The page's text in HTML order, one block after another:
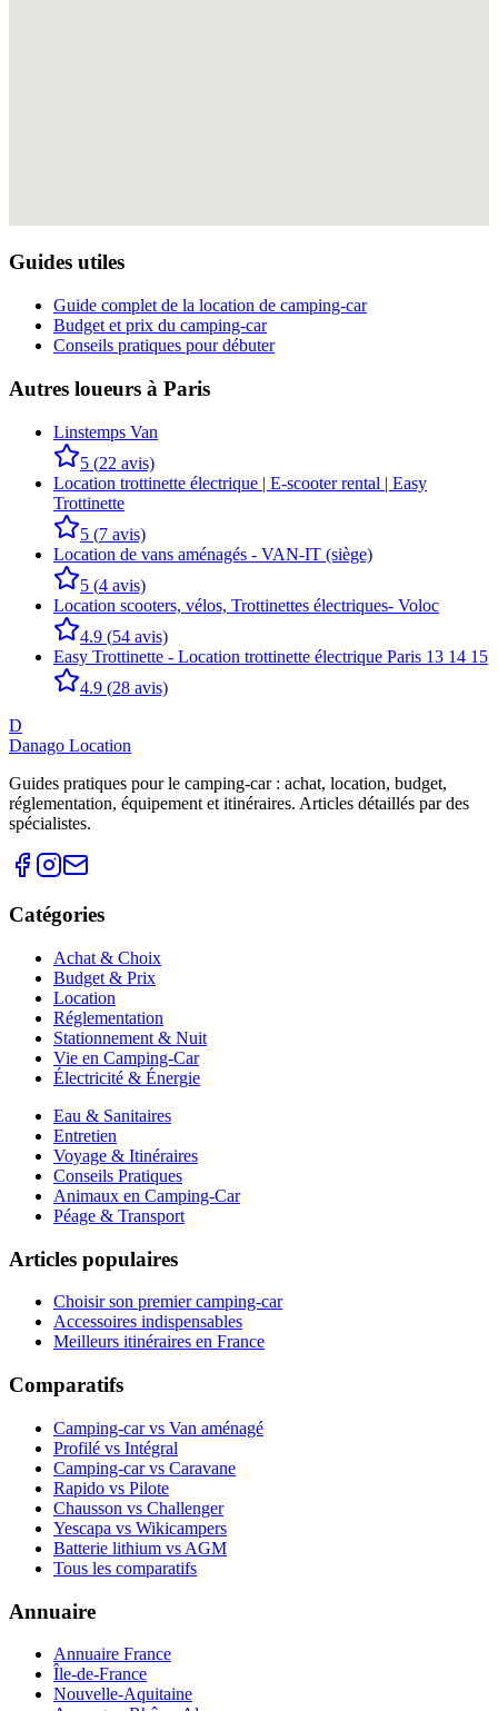
Guides utiles
Guide complet de la location de camping-car
Budget et prix du camping-car
Conseils pratiques pour débuter
Autres loueurs à Paris
Linstemps Van
5 (22 avis)
Location trottinette électrique | E-scooter rental | Easy
Trottinette
5 (7 avis)
Location de vans aménagés - VAN-IT (siège)
5 (4 avis)
Location scooters, vélos, Trottinettes électriques- Voloc
4.9 (54 avis)
Easy Trottinette - Location trottinette électrique Paris 13 14 15
4.9 (28 avis)
D
Danago Location
Guides pratiques pour le camping-car : achat, location, budget,
réglementation, équipement et itinéraires. Articles détaillés par des
spécialistes.
Catégories
Achat & Choix
Budget & Prix
Location
Réglementation
Stationnement & Nuit
Vie en Camping-Car
Électricité & Énergie
Eau & Sanitaires
Entretien
Voyage & Itinéraires
Conseils Pratiques
Animaux en Camping-Car
Péage & Transport
Articles populaires
Choisir son premier camping-car
Accessoires indispensables
Meilleurs itinéraires en France
Comparatifs
Camping-car vs Van aménagé
Profilé vs Intégral
Camping-car vs Caravane
Rapido vs Pilote
Chausson vs Challenger
Yescapa vs Wikicampers
Batterie lithium vs AGM
Tous les comparatifs
Annuaire
Annuaire France
Île-de-France
Nouvelle-Aquitaine